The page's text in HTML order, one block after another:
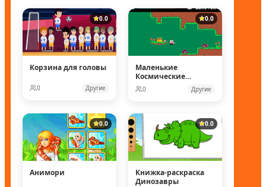
0.0
Корзина для головы
0 Другие
0.0
Маленькие
Космические
рейнджеры
0 Другие
0.0
Анимори
0.0
Книжка-раскраска
Динозавры